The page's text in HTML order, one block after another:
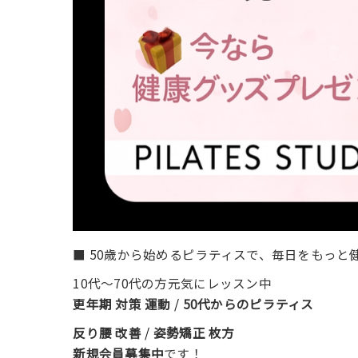
■ 50歳から始めるピラティスで、毎日をもっと
10代〜70代の方元気にレッスン中
更年期 対策 運動 / 50代からのピラティス
反り腰 改善/ 姿勢矯正 枚方
新規会員募集中です！